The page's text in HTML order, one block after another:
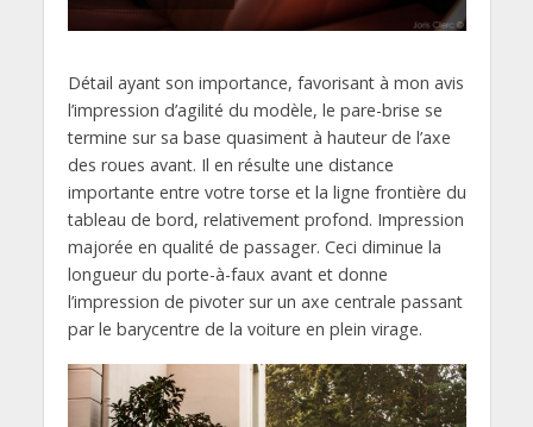
Détail ayant son importance, favorisant à mon avis
l’impression d’agilité du modèle, le pare-brise se
termine sur sa base quasiment à hauteur de l’axe
des roues avant. Il en résulte une distance
importante entre votre torse et la ligne frontière du
tableau de bord, relativement profond. Impression
majorée en qualité de passager. Ceci diminue la
longueur du porte-à-faux avant et donne
l’impression de pivoter sur un axe centrale passant
par le barycentre de la voiture en plein virage.